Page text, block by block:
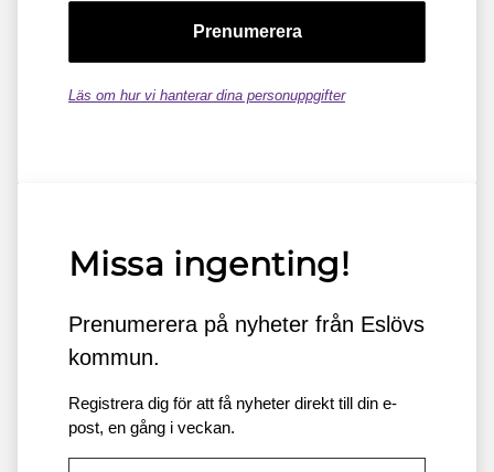
Läs om hur vi hanterar dina personuppgifter
Missa ingenting!
Prenumerera på nyheter från Eslövs
kommun.
Registrera dig för att få nyheter direkt till din e-
post, en gång i veckan.